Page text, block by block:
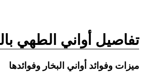
تفاصيل أواني الطهي
ميزات وفوائد أواني البخار وفوائدها